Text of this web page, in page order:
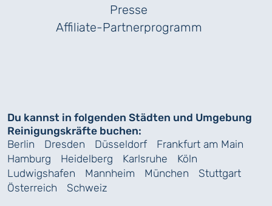
Presse
Affiliate-Partnerprogramm
Du kannst in folgenden Städten und Umgebung
Reinigungskräfte buchen:
Berlin
Dresden Düsseldorf
Frankfurt am Main
Hamburg
Heidelberg Karlsruhe
Köln
Ludwigshafen
Mannheim München
Stuttgart
Österreich
Schweiz